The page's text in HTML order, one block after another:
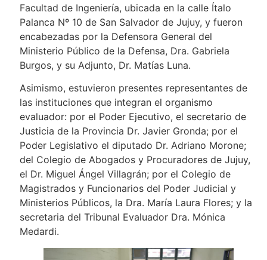
Facultad de Ingeniería, ubicada en la calle Ítalo
Palanca Nº 10 de San Salvador de Jujuy, y fueron
encabezadas por la Defensora General del
Ministerio Público de la Defensa, Dra. Gabriela
Burgos, y su Adjunto, Dr. Matías Luna.
Asimismo, estuvieron presentes representantes de
las instituciones que integran el organismo
evaluador: por el Poder Ejecutivo, el secretario de
Justicia de la Provincia Dr. Javier Gronda; por el
Poder Legislativo el diputado Dr. Adriano Morone;
del Colegio de Abogados y Procuradores de Jujuy,
el Dr. Miguel Ángel Villagrán; por el Colegio de
Magistrados y Funcionarios del Poder Judicial y
Ministerios Públicos, la Dra. María Laura Flores; y la
secretaria del Tribunal Evaluador Dra. Mónica
Medardi.